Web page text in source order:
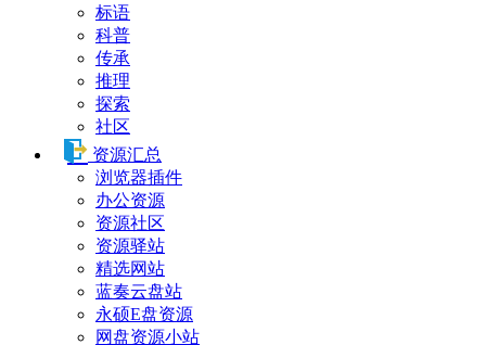
标语
科普
传承
推理
探索
社区
资源汇总
浏览器插件
办公资源
资源社区
资源驿站
精选网站
蓝奏云盘站
永硕E盘资源
网盘资源小站